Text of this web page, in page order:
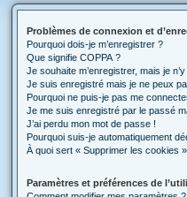
Problèmes de connexion et
Pourquoi dois-je m’enregistrer ?
Que signifie COPPA ?
Je souhaite m’enregistrer, mais je
Je suis enregistré mais je ne peux
Pourquoi ne puis-je pas me
Je me suis enregistré par le passé
J’ai perdu mon mot de passe !
Pourquoi suis-je automatiquement
À quoi sert « Supprimer les cookies
Paramètres et préférences de